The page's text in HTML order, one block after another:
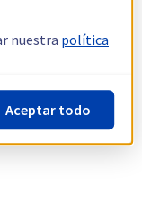
nuestra política
Aceptar todo